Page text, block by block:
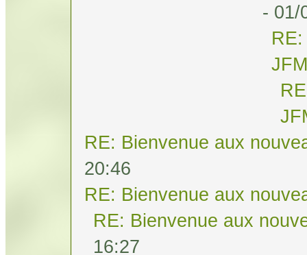
- 01/
JFM
RE: Bienvenue aux
20:46
RE: Bienvenue aux
RE: Bienvenue aux
16:27